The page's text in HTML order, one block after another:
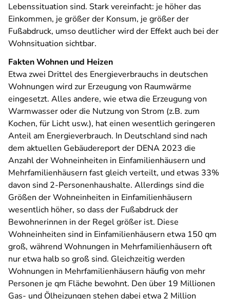
Lebenssituation sind. Stark vereinfacht: je höher das
Einkommen, je größer der Konsum, je größer der
Fußabdruck, umso deutlicher wird der Effekt auch bei der
Wohnsituation sichtbar.
Fakten Wohnen und Heizen
Etwa zwei Drittel des Energieverbrauchs in deutschen
Wohnungen wird zur Erzeugung von Raumwärme
eingesetzt. Alles andere, wie etwa die Erzeugung von
Warmwasser oder die Nutzung von Strom (z.B. zum
Kochen, für Licht usw.), hat einen wesentlich geringeren
Anteil am Energieverbrauch. In Deutschland sind nach
dem aktuellen Gebäudereport der DENA 2023 die
Anzahl der Wohneinheiten in Einfamilienhäusern und
Mehrfamilienhäusern fast gleich verteilt, und etwas 33%
davon sind 2-Personenhaushalte. Allerdings sind die
Größen der Wohneinheiten in Einfamilienhäusern
wesentlich höher, so dass der Fußabdruck der
Bewohnerinnen in der Regel größer ist. Diese
Wohneinheiten sind in Einfamilienhäusern etwa 150 qm
groß, während Wohnungen in Mehrfamilienhäusern oft
nur etwa halb so groß sind. Gleichzeitig werden
Wohnungen in Mehrfamilienhäusern häufig von mehr
Personen je qm Fläche bewohnt. Den über 19 Millionen
Gas- und Ölheizungen stehen dabei etwa 2 Million